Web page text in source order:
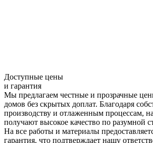
Доступные цены
и гарантия
Мы предлагаем честные и прозрачные
домов без скрытых доплат. Благодаря
производству и отлаженным процессам,
получают высокое качество по разумной
На все работы и материалы
гарантия, что подтверждает нашу